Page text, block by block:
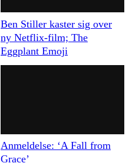
Ben Stiller kaster sig over
ny Netflix-film; The
Eggplant Emoji
Anmeldelse: ‘A Fall from
Grace’